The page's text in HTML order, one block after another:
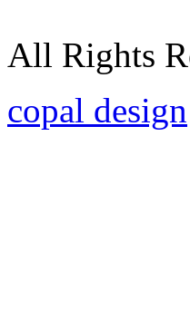
All Rights
copal design